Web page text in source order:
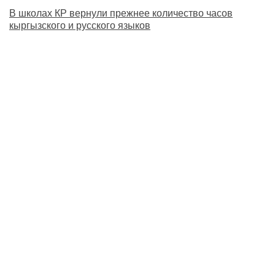
В школах КР вернули прежнее количество часов
кыргызского и русского языков